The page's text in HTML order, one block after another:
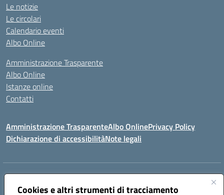
Cookies e altri strumenti di tracciamento
Le notizie
Le circolari
Calendario eventi
Albo Online
Amministrazione Trasparente
Albo Online
Istanze online
Contatti
Amministrazione TrasparenteAlbo OnlinePrivacy Policy
Dichiarazione di accessibilitàNote legali
Indirizzo:
Centralino:0885/422972 Email:FGIC84600D@istruzione.it